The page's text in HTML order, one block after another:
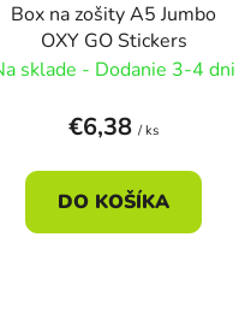
Box na zošity A5 Jumbo
OXY GO Stickers
sklade - Dodanie 3-4 dni
€6,38 / ks
DO KOŠÍKA